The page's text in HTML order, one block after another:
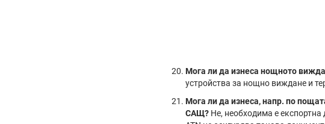
Мога ли да изнеса нощното
устройства за нощно виждане и
Мога ли да изнеса, напр. по
САЩ? Не, необходима е